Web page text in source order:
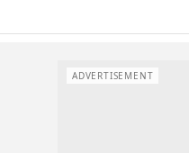
ADVERTISEMENT